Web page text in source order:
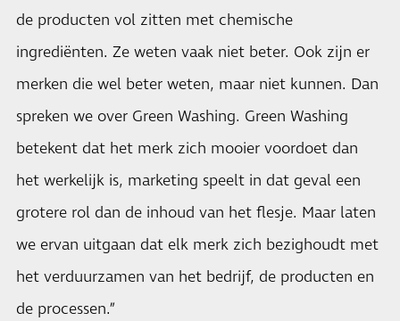
de producten vol zitten met chemische
ingrediënten. Ze weten vaak niet beter. Ook zijn er
merken die wel beter weten, maar niet kunnen. Dan
spreken we over Green Washing. Green Washing
betekent dat het merk zich mooier voordoet dan
het werkelijk is, marketing speelt in dat geval een
grotere rol dan de inhoud van het flesje. Maar laten
we ervan uitgaan dat elk merk zich bezighoudt met
het verduurzamen van het bedrijf, de producten en
de processen.”